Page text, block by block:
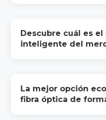
Descubre cuál es
inteligente del
La mejor opción
fibra óptica de